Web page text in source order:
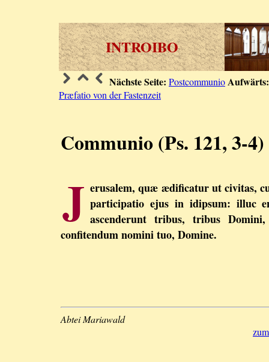
INTROIBO
Nächste Seite: PostcommunioAufwärts:
Præfatio von der Fastenzeit
Communio (Ps. 121, 3-4)
J erusalem, quæ ædificatur ut civitas,
participatio ejus in idipsum: illuc
ascenderunt tribus, tribus
confitendum nomini tuo, Domine.
Abtei Mariawald